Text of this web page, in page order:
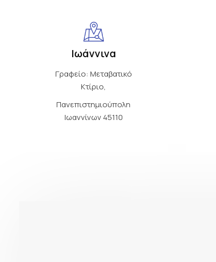
Ιωάννινα
Γραφείο: Μεταβατικό
Κτίριο,
Πανεπιστημιούπολη
Ιωαννίνων 45110